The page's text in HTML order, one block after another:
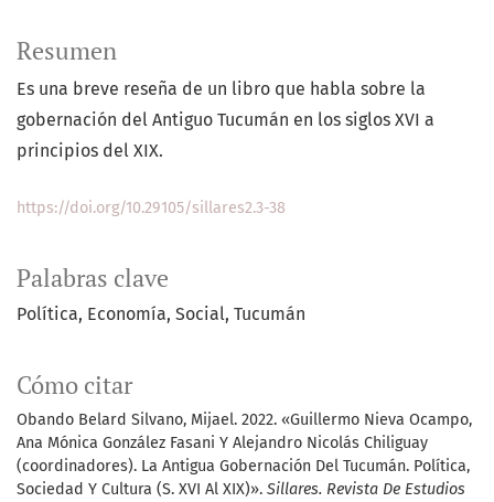
Palabras clave
Política Economía Social Tucumán
Cómo citar
Obando Belard Silvano, Mijael. 2022. «Guillermo Nieva Ocampo,
Ana Mónica González Fasani Y Alejandro Nicolás Chiliguay
(coordinadores). La Antigua Gobernación Del Tucumán. Política,
Sociedad Y Cultura (S. XVI Al XIX)». Sillares. Revista De Estudios
Resumen
Es una breve reseña de un libro que habla sobre la
gobernación del Antiguo Tucumán en los siglos XVI a
principios del XIX.
https://doi.org/10.29105/sillares2.3-38